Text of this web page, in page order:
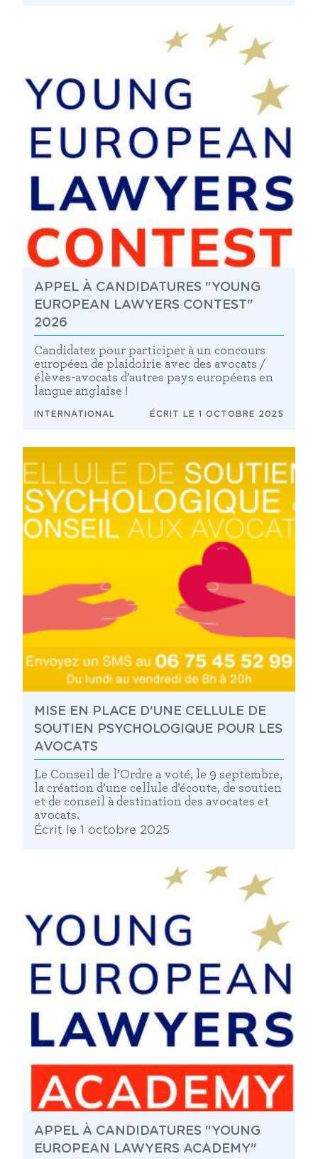
APPEL À CANDIDATURES "YOUNG
EUROPEAN LAWYERS CONTEST"
2026
Candidatez pour participer à un concours
européen de plaidoirie avec des avocats /
élèves-avocats d’autres pays européens en
langue anglaise !
INTERNATIONAL ÉCRIT LE 1 OCTOBRE 2025
MISE EN PLACE D'UNE CELLULE DE
SOUTIEN PSYCHOLOGIQUE POUR LES
AVOCATS
Le Conseil de l’Ordre a voté, le 9 septembre,
la création d’une cellule d’écoute, de soutien
et de conseil à destination des avocates et
avocats.
Écrit le 1 octobre 2025
APPEL À CANDIDATURES "YOUNG
EUROPEAN LAWYERS ACADEMY"